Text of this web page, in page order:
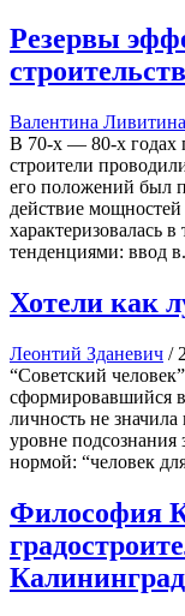
Резервы
Валентина Ливитина
В 70-х — 80-х годах
строители
его положений был
действие
характеризовалась
тенденциями: ввод
Хотели как
Леонтий Зданевич /
“Советский
сформировавшийся
личность не
уровне подсознания
нормой: “человек
Философия